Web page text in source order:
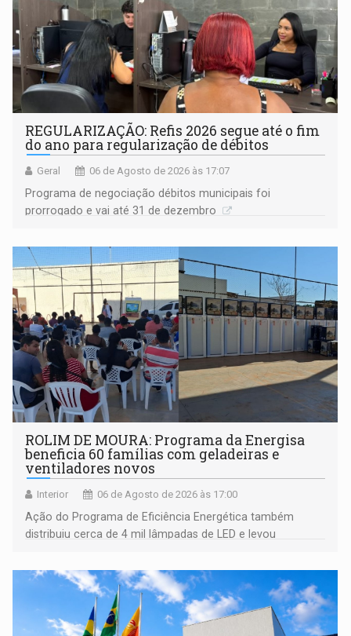
REGULARIZAÇÃO: Refis 2026 segue até o fim
do ano para regularização de débitos
Geral 06 de Agosto de 2026 às 17:07
Programa de negociação débitos municipais foi
prorrogado e vai até 31 de dezembro
ROLIM DE MOURA: Programa da Energisa
beneficia 60 famílias com geladeiras e
ventiladores novos
Interior 06 de Agosto de 2026 às 17:00
Ação do Programa de Eficiência Energética também
distribuiu cerca de 4 mil lâmpadas de LED e levou
comunidade